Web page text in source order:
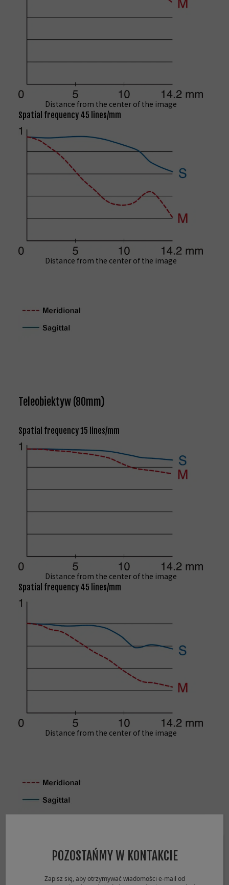
Distance from the center of the image
Spatial frequency 45 lines/mm
Distance from the center of the image
Teleobiektyw (80mm)
Spatial frequency 15 lines/mm
Distance from the center of the image
Spatial frequency 45 lines/mm
Distance from the center of the image
POZOSTAŃMY W KONTAKCIE
Zapisz się, aby otrzymywać wiadomości e-mail od